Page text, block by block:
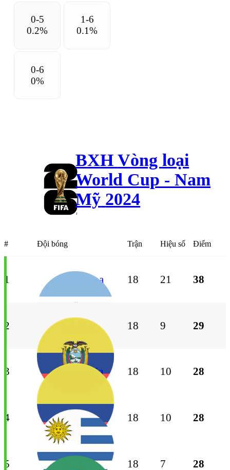
0-5
0.2%
1-6
0.1%
0-6
0%
BXHVòng loại
World Cup - Nam
Mỹ 2024
# Đội bóng Trận Hiệu số Điểm
1 Argentina 18 21 38
2 Ecuador 18 9 29
3 Colombia 18 10 28
4 Uruguay 18 10 28
5 18 7 28